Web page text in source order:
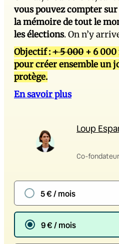
vous pouvez compter
la mémoire de tout le
les élections. On n’y
Objectif :+ 5 000 + 6 000
pour créer ensemble un
protège.
En savoir plus
Loup
Co-
5 € / mois
9 € / mois